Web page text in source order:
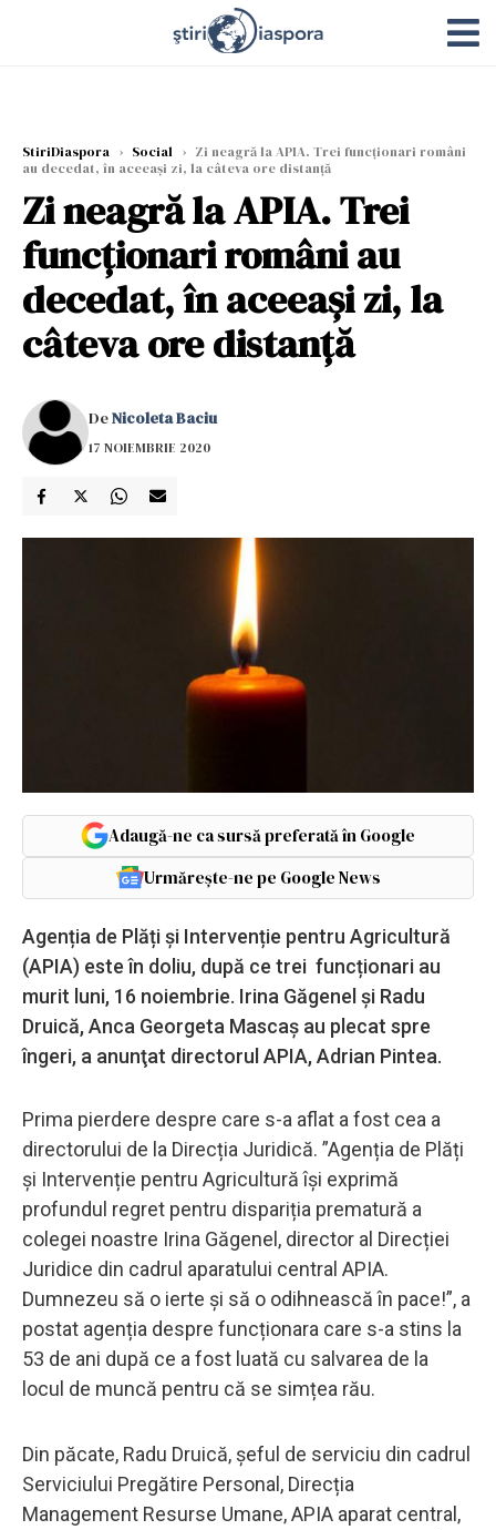
StiriDiaspora › Social › Zi neagră la APIA. Trei funcționari români
au decedat, în aceeași zi, la câteva ore distanță
Zi neagră la APIA. Trei
funcționari români au
decedat, în aceeași zi, la
câteva ore distanță
DeNicoleta Baciu
17 NOIEMBRIE 2020
Adaugă-ne ca sursă preferată în Google
Urmărește-ne pe Google News
Agenția de Plăți și Intervenție pentru Agricultură
(APIA) este în doliu, după ce trei funcționari au
murit luni, 16 noiembrie. Irina Găgenel şi Radu
Druică, Anca Georgeta Mascaş au plecat spre
îngeri, a anunţat directorul APIA, Adrian Pintea.
Prima pierdere despre care s-a aflat a fost cea a
directorului de la Direcția Juridică. ”Agenția de Plăți
și Intervenție pentru Agricultură își exprimă
profundul regret pentru dispariția prematură a
colegei noastre Irina Găgenel, director al Direcției
Juridice din cadrul aparatului central APIA.
Dumnezeu să o ierte și să o odihnească în pace!”, a
postat agenția despre funcționara care s-a stins la
53 de ani după ce a fost luată cu salvarea de la
locul de muncă pentru că se simțea rău.
Din păcate, Radu Druică, șeful de serviciu din cadrul
Serviciului Pregătire Personal, Direcția
Management Resurse Umane, APIA aparat central,